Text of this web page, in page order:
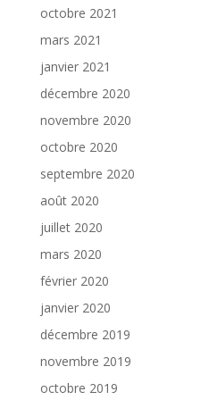
octobre 2021
mars 2021
janvier 2021
décembre 2020
novembre 2020
octobre 2020
septembre 2020
août 2020
juillet 2020
mars 2020
février 2020
janvier 2020
décembre 2019
novembre 2019
octobre 2019